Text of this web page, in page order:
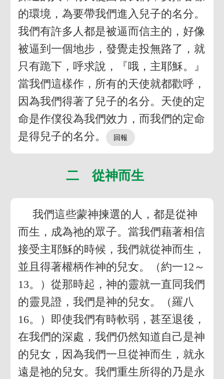
的環境，為要帶我們進入兒子的名分。
我們有許多人都是被逼而信主的，好像
被逼到一個地步，發覺走投無路了，就
只有跪下，呼求說，『哦，主耶穌。』
當我們這樣作，所有的天使就都歡呼，
因為我們得著了兒子的名分。天使的定
命是作僕役為我們效力，而我們的定命
是得兒子的名分。
二 從神而生
我們這些蒙神揀選的人，都是從神
而生，成為祂的眾子。當我們藉著相信
接受主耶穌的時候，我們就從神而生，
並且得著權柄作神的兒女。（約一12～
13。）從那時起，神的靈就一直同我們
的靈見證，我們是神的兒女。（羅八
16。）即使我們有時軟弱，甚至退後，
在我們的深處，我們仍然知道自己是神
的兒女，因為我們一旦從神而生，就永
遠是祂的兒女。我們重生所得的乃是永